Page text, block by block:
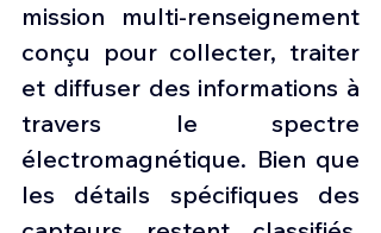
mission multi-renseignement
conçu pour collecter, traiter
et diffuser des informations à
travers le spectre
électromagnétique. Bien que
les détails spécifiques des